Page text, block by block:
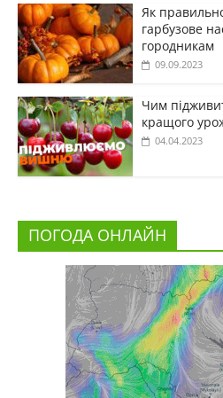
Як
гарбузове
городникам
09.09.2023
Чим
кращого
04.04.2023
ПОГОДА ОНЛАЙН